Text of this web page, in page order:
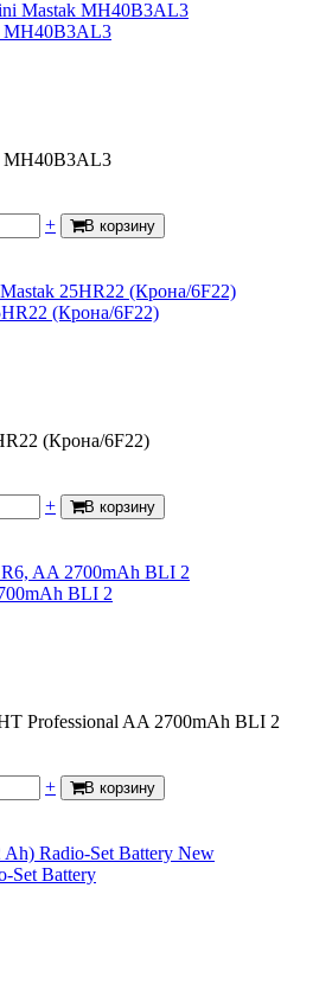
MH40B3AL3
MH40B3AL3
+ В корзину
(Крона/6F22)
(Крона/6F22)
+ В корзину
BLI 2
Professional AA 2700mAh BLI 2
+ В корзину
New
Set Battery